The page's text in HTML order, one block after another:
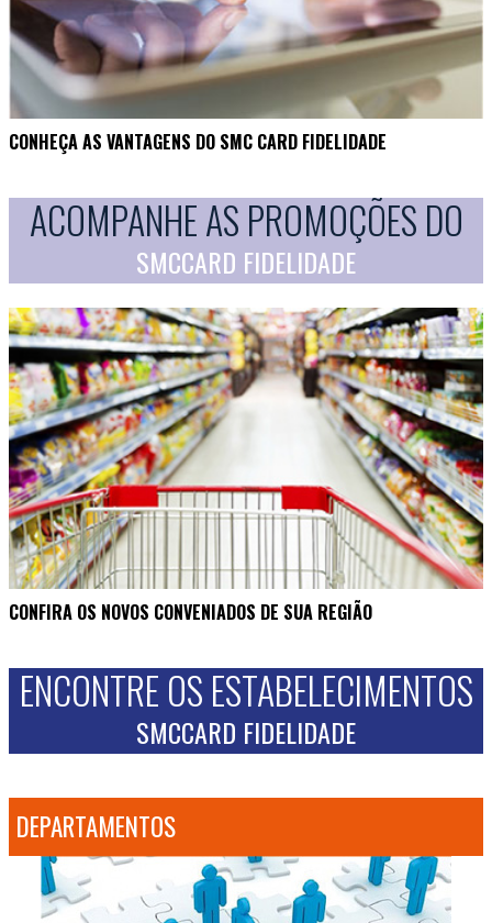
CONHEÇA AS VANTAGENS DO SMC CARD FIDELIDADE
ACOMPANHE AS PROMOÇÕES DO
SMCCARD FIDELIDADE
CONFIRA OS NOVOS CONVENIADOS DE SUA REGIÃO
ENCONTRE OS ESTABELECIMENTOS
SMCCARD FIDELIDADE
DEPARTAMENTOS